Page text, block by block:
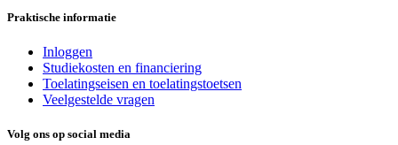
Praktische informatie
Inloggen
Studiekosten en financiering
Toelatingseisen en toelatingstoetsen
Veelgestelde vragen
Volg ons op social media